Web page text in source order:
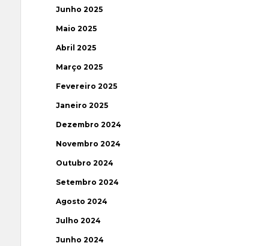
Junho 2025
Maio 2025
Abril 2025
Março 2025
Fevereiro 2025
Janeiro 2025
Dezembro 2024
Novembro 2024
Outubro 2024
Setembro 2024
Agosto 2024
Julho 2024
Junho 2024